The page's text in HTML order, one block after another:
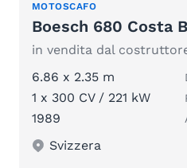
MOTOSCAFO
Boesch 680 Costa
in vendita dal
6.86 x 2.35 m
1 x 300 CV / 221 kW
1989
Svizzera